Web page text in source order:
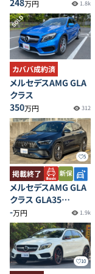
万円 1.8k
SOLD
カババ成約済
メルセデスAMG GLA
クラス
350万円 312
5
掲載終了
メルセデスAMG GLA
クラス GLA35
4MATIC
-万円 1.9k
10